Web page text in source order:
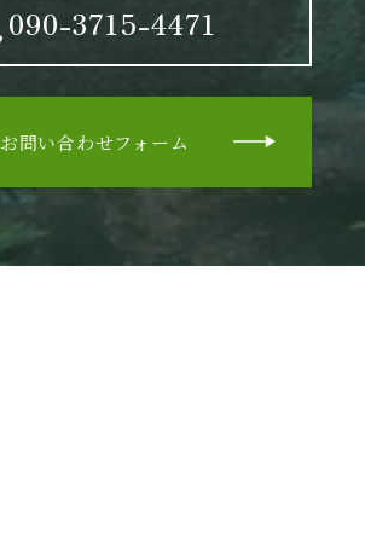
090-3715-4471
お問い合わせフォーム